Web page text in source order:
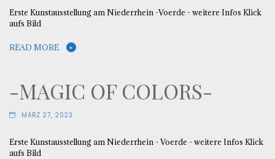
Erste Kunstausstellung am Niederrhein -Voerde - weitere Infos Klick
aufs Bild
READ MORE
-MAGIC OF COLORS-
MÄRZ 27, 2023
Erste Kunstausstellung am Niederrhein - Voerde - weitere Infos Klick
aufs Bild